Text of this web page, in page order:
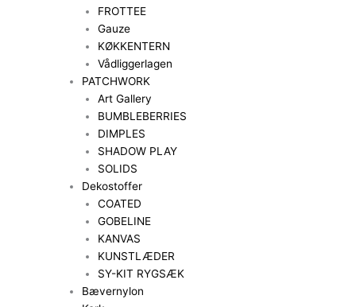
FROTTEE
Gauze
KØKKENTERN
Vådliggerlagen
PATCHWORK
Art Gallery
BUMBLEBERRIES
DIMPLES
SHADOW PLAY
SOLIDS
Dekostoffer
COATED
GOBELINE
KANVAS
KUNSTLÆDER
SY-KIT RYGSÆK
Bævernylon